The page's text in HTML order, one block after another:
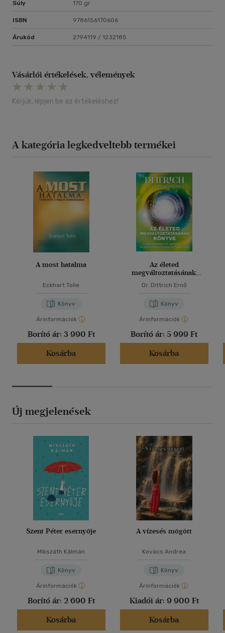
Súly 170 gr
ISBN 9786156170606
Árukód 2794119 / 1232185
Vásárlói értékelések, vélemények
Kérjük, lépjen be az értékeléshez!
A kategória legkedveltebb termékei
A most hatalma
Eckhart Tolle
Könyv
Árinformációk
Borító ár: 3 990 Ft
Kosárba
Az életed
megváltoztatásának
Dr. Dittrich Ernő
Könyv
Árinformációk
Borító ár: 5 999 Ft
Kosárba
Új megjelenések
Szent Péter esernyője
Mikszáth Kálmán
Könyv
Árinformációk
Borító ár: 2 690 Ft
Kosárba
A vízesés mögött
Kovács Andrea
Könyv
Árinformációk
Kiadói ár: 9 900 Ft
Kosárba